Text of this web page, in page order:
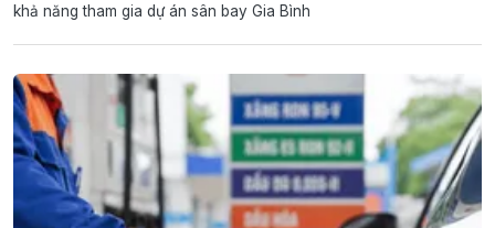
khả năng tham gia dự án sân bay Gia Bình